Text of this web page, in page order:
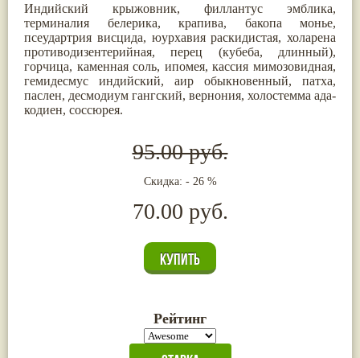
Индийский крыжовник, филлантус эмблика,
терминалия белерика, крапива, бакопа монье,
псеудартрия висцида, юурхавия раскидистая, холарена
противодизентерийная, перец (кубеба, длинный),
горчица, каменная соль, ипомея, кассия мимозовидная,
гемидесмус индийский, аир обыкновенный, патха,
паслен, десмодиум гангский, вернония, холостемма ада-
кодиен, соссюрея.
95.00 руб.
Скидка: - 26 %
70.00 руб.
Рейтинг